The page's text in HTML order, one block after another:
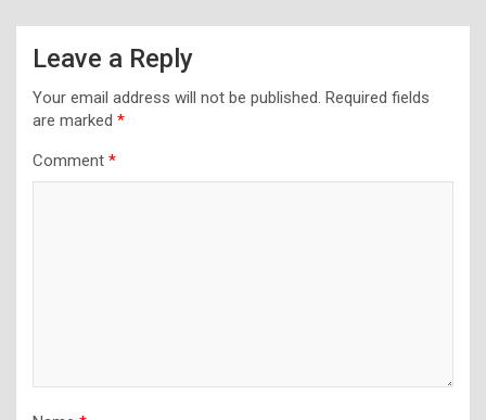
Leave a Reply
Your email address will not be published. Required fields
are marked *
Comment *